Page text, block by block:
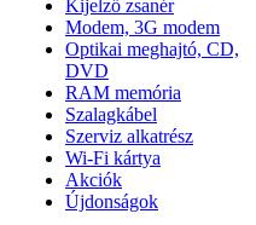
Kijelző zsanér
Modem, 3G modem
Optikai meghajtó, CD,
DVD
RAM memória
Szalagkábel
Szerviz alkatrész
Wi-Fi kártya
Akciók
Újdonságok